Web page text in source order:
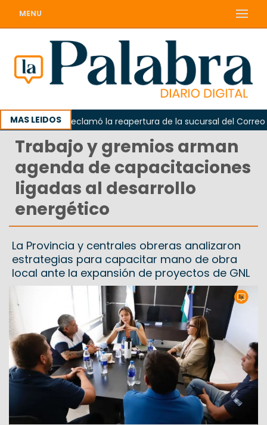
MENU
MAS LEIDOS
Odarda reclamó la reapertura de la sucursal del Correo
Trabajo y gremios arman
agenda de capacitaciones
ligadas al desarrollo
energético
La Provincia y centrales obreras analizaron
estrategias para capacitar mano de obra
local ante la expansión de proyectos de GNL